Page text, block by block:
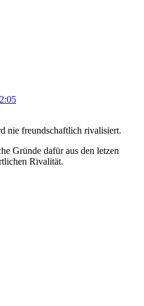
nie freundschaftlich rivalisiert.
Gründe dafür aus den letzen
Rivalität.